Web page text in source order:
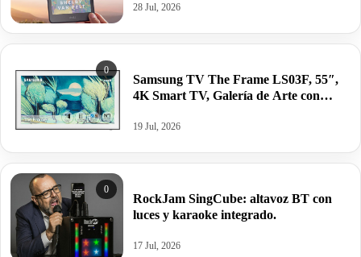
28 Jul, 2026
0
Samsung TV The Frame LS03F, 55″,
4K Smart TV, Galería de Arte con
Connect.
19 Jul, 2026
0
RockJam SingCube: altavoz BT con
luces y karaoke integrado.
17 Jul, 2026